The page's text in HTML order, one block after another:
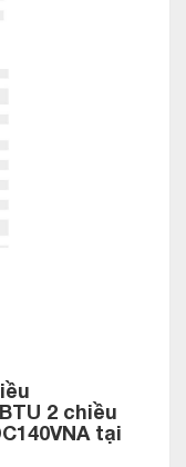
bị Công nghệ
được trang bị công
nghệ này giúp máy
hoạt động êm dịu
sang chế độ
2 chiều
tại